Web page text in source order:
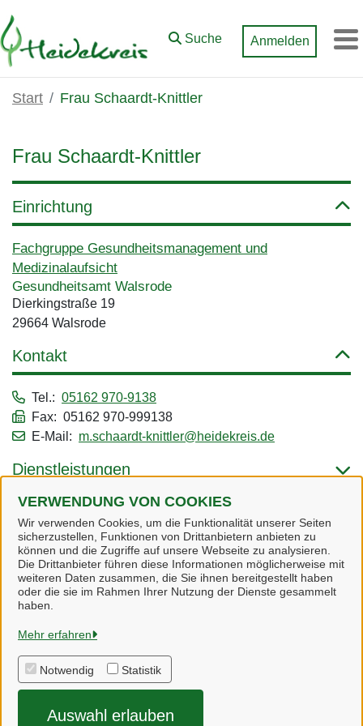
Zum Hauptinhalt springen
VERWENDUNG VON COOKIES
Wir verwenden Cookies, um die Funktionalität unserer Seiten
sicherzustellen, Funktionen von Drittanbietern anbieten zu
können und die Zugriffe auf unsere Webseite zu analysieren.
Die Drittanbieter führen diese Informationen möglicherweise mit
weiteren Daten zusammen, die Sie ihnen bereitgestellt haben
oder die sie im Rahmen Ihrer Nutzung der Dienste gesammelt
haben.
Mehr erfahren
Notwendig Statistik
Auswahl erlauben
Suche Anmelden
Start Frau Schaardt-Knittler
Frau Schaardt-Knittler
Einrichtung
Fachgruppe Gesundheitsmanagement und
Medizinalaufsicht
Gesundheitsamt Walsrode
Dierkingstraße 19
29664 Walsrode
Kontakt
Tel.: 05162 970-9138
Fax: 05162 970-999138
E-Mail: m.schaardt-knittler@heidekreis.de
Dienstleistungen
Alle zugeordneten Einrichtungen
Heidekreis
Alle Rechte vorbehalten